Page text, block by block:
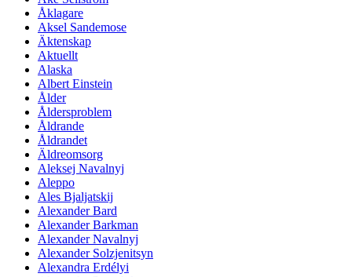
Åklagare
Aksel Sandemose
Äktenskap
Aktuellt
Alaska
Albert Einstein
Ålder
Åldersproblem
Åldrande
Åldrandet
Äldreomsorg
Aleksej Navalnyj
Aleppo
Ales Bjaljatskij
Alexander Bard
Alexander Barkman
Alexander Navalnyj
Alexander Solzjenitsyn
Alexandra Erdélyi